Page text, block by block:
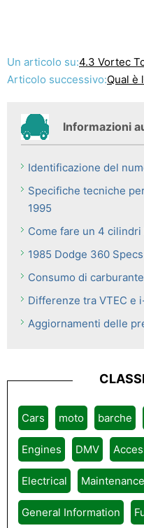
Un articolo su:4.3 Vortec
Articolo successivo:Qual è
Informazioni
Identificazione del
Specifiche tecniche
1995
Come fare un 4
1985 Dodge 360 ​​Specs
Consumo di
Differenze tra VTEC e
Aggiornamenti delle
Cars moto barche
Engines DMV
Electrical Maintenance
General Information